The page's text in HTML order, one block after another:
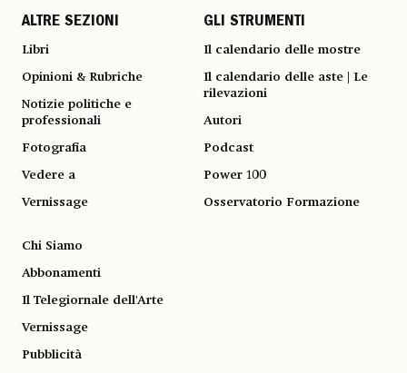
ALTRE SEZIONI
Libri
Opinioni & Rubriche
Notizie politiche e
professionali
Fotografia
Vedere a
Vernissage
GLI STRUMENTI
Il calendario delle mostre
Il calendario delle aste | Le
rilevazioni
Autori
Podcast
Power 100
Osservatorio Formazione
Chi Siamo
Abbonamenti
Il Telegiornale dell'Arte
Vernissage
Pubblicità